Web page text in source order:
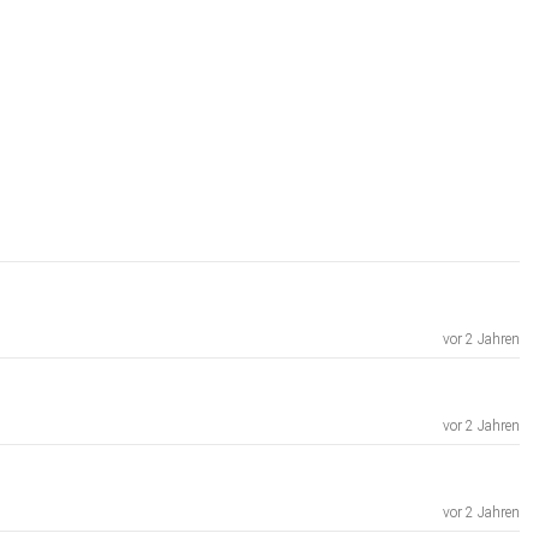
vor 2 Jahren
vor 2 Jahren
vor 2 Jahren